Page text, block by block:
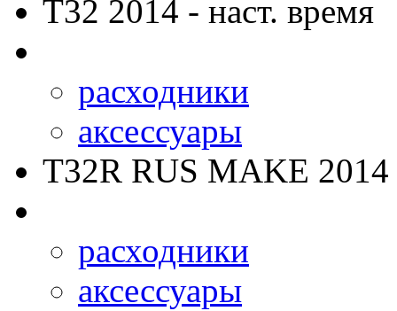
T32 2014 - наст. время
расходники
аксессуары
T32R RUS MAKE 2014
расходники
аксессуары